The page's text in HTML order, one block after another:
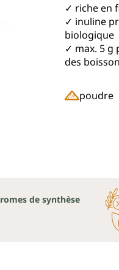
✓ riche en
✓ inuline
biologique
✓ max. 5 g
des
poudre
de synthèse